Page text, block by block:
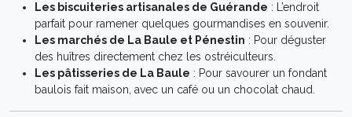
Les biscuiteries artisanales de Guérande : L’endroit
parfait pour ramener quelques gourmandises en souvenir.
Les marchés de La Baule et Pénestin : Pour déguster
des huîtres directement chez les ostréiculteurs.
Les pâtisseries de La Baule : Pour savourer un fondant
baulois fait maison, avec un café ou un chocolat chaud.